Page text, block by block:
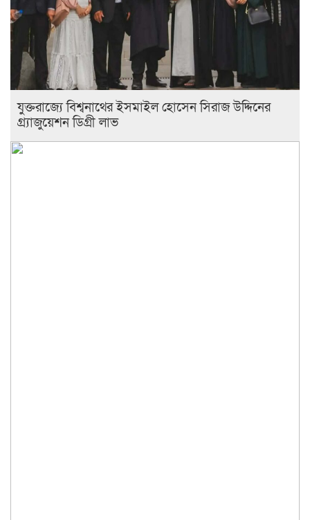
যুক্তরাজ্যে বিশ্বনাথের ইসমাইল হোসেন সিরাজ উদ্দিনের
গ্র্যাজুয়েশন ডিগ্রী লাভ